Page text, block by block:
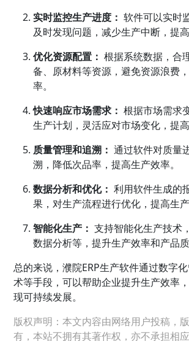
实时监控生产进度： 软件可以实时
及时发现问题，减少生产中断，提高
优化资源配置： 根据系统数据，合
备、原材料等资源，避免资源浪费
率。
快速响应市场需求： 根据市场需求
生产计划，灵活应对市场变化，提高
质量管理和追溯： 通过软件对质量
溯，降低次品率，提高生产效率。
数据分析和优化： 利用软件生成的
果，对生产流程进行优化，提高生产
智能化生产： 支持智能化生产技术
数据分析等，提升生产效率和产品质
总的来说，濮院ERP生产软件通过数字
术等手段，可以帮助企业提升生产效率
现可持续发展。
版权声明：本文内容由网络用户投稿，
有，本站不拥有其著作权，亦不承担相